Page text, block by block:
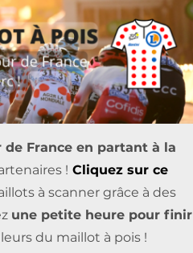
de France en partant à la
! Cliquez sur ce
à scanner grâce à des
une petite heure pour finir
du maillot à pois !